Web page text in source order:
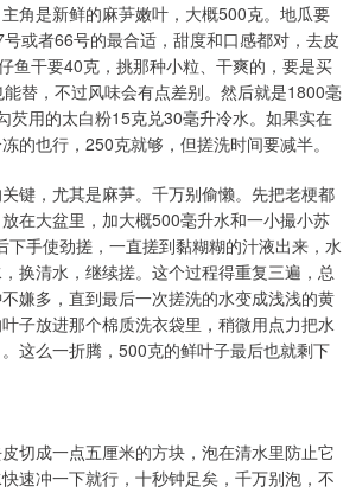
角是新鲜的麻芛嫩叶，大概500克。地瓜要
或者66号的最合适，甜度和口感都对，去皮
鱼干要40克，挑那种小粒、干爽的，要是买
替，不过风味会有点差别。然后就是1800毫
芡用的太白粉15克兑30毫升冷水。如果实在
的也行，250克就够，但搓洗时间要减半。
键，尤其是麻芛。千万别偷懒。先把老梗都
在大盆里，加大概500毫升水和一小撮小苏
下手使劲搓，一直搓到黏糊糊的汁液出来，水
换清水，继续搓。这个过程得重复三遍，总
嫌多，直到最后一次搓洗的水变成浅浅的黄
子放进那个棉质洗衣袋里，稍微用点力把水
这么一折腾，500克的鲜叶子最后也就剩下
切成一点五厘米的方块，泡在清水里防止它
速冲一下就行，十秒钟足矣，千万别泡，不